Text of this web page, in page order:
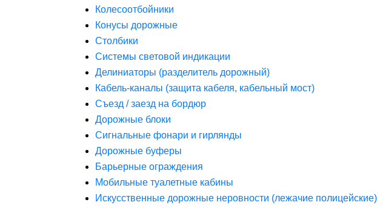
Колесоотбойники
Конусы дорожные
Столбики
Системы световой индикации
Делиниаторы (разделитель дорожный)
Кабель-каналы (защита кабеля, кабельный мост)
Съезд / заезд на бордюр
Дорожные блоки
Сигнальные фонари и гирлянды
Дорожные буферы
Барьерные ограждения
Мобильные туалетные кабины
Искусственные дорожные неровности (лежачие полицейские)